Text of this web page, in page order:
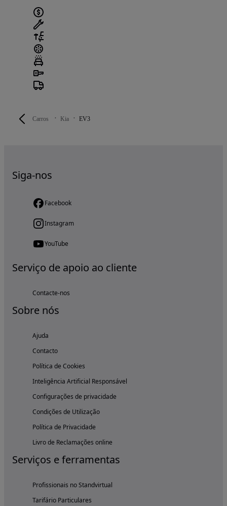
Carros Kia EV3
Siga-nos
Facebook
Instagram
YouTube
Serviço de apoio ao cliente
Contacte-nos
Sobre nós
Ajuda
Contacto
Política de Cookies
Inteligência Artificial Responsável
Configurações de privacidade
Condições de Utilização
Política de Privacidade
Livro de Reclamações online
Serviços e ferramentas
Profissionais no Standvirtual
Tarifário Particulares